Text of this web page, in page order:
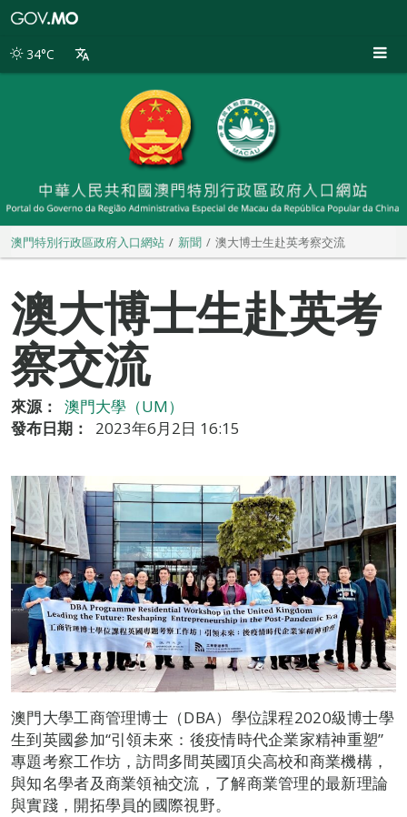
別
34°C
澳門特別行政區政府入口網站 新聞 澳大博士生赴英考察交流
澳大博士生赴英考
察交流
來源：
澳門大學（UM）
發布日期：
2023年6月2日 16:15
澳門大學工商管理博士（DBA）學位課程2020級博士學
生到英國參加“引領未來：後疫情時代企業家精神重塑”
專題考察工作坊，訪問多間英國頂尖高校和商業機構，
與知名學者及商業領袖交流，了解商業管理的最新理論
與實踐，開拓學員的國際視野。